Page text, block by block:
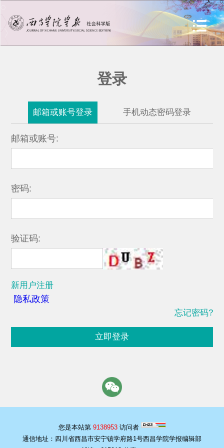
登录
邮箱或账号登录 手机动态密码登录
邮箱或账号:
密码:
验证码:
新用户注册
隐私政策
忘记密码?
立即登录
您是本站第 9138953访问者
通信地址：四川省西昌市安宁镇学府路1号西昌学院学报编辑部